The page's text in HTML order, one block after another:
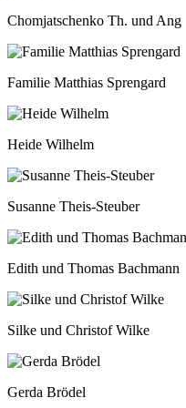
Chomjatschenko Th. und Ang
Familie Matthias Sprengard
Heide Wilhelm
Susanne Theis-Steuber
Edith und Thomas Bachmann
Silke und Christof Wilke
Gerda Brödel